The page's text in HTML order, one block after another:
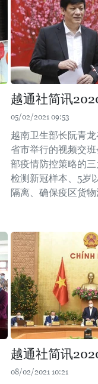
越通社简讯
05/02/2021 09:53
越南卫生部长阮青
省市举行的视频交
部疫情防控策略的
检测新冠样本、5岁
隔离、确保疫区货物
越通社简讯
08/02/2021 10:21